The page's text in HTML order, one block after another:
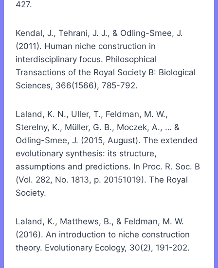
427.
Kendal, J., Tehrani, J. J., & Odling-Smee, J.
(2011). Human niche construction in
interdisciplinary focus. Philosophical
Transactions of the Royal Society B: Biological
Sciences, 366(1566), 785-792.
Laland, K. N., Uller, T., Feldman, M. W.,
Sterelny, K., Müller, G. B., Moczek, A., … &
Odling-Smee, J. (2015, August). The extended
evolutionary synthesis: its structure,
assumptions and predictions. In Proc. R. Soc. B
(Vol. 282, No. 1813, p. 20151019). The Royal
Society.
Laland, K., Matthews, B., & Feldman, M. W.
(2016). An introduction to niche construction
theory. Evolutionary Ecology, 30(2), 191-202.